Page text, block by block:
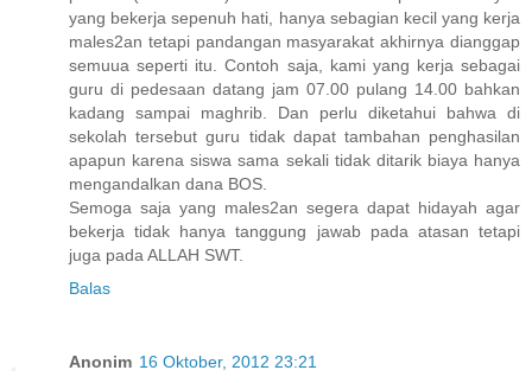
yang bekerja sepenuh hati, hanya sebagian kecil yang kerja
males2an tetapi pandangan masyarakat akhirnya dianggap
semuua seperti itu. Contoh saja, kami yang kerja sebagai
guru di pedesaan datang jam 07.00 pulang 14.00 bahkan
kadang sampai maghrib. Dan perlu diketahui bahwa di
sekolah tersebut guru tidak dapat tambahan penghasilan
apapun karena siswa sama sekali tidak ditarik biaya hanya
mengandalkan dana BOS.
Semoga saja yang males2an segera dapat hidayah agar
bekerja tidak hanya tanggung jawab pada atasan tetapi
juga pada ALLAH SWT.
Balas
Anonim 16 Oktober, 2012 23:21